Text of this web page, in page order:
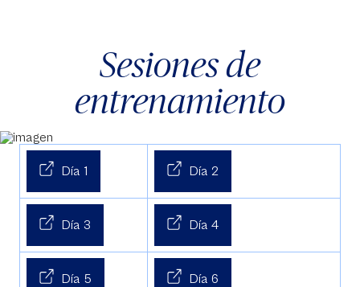
Sesiones de
entrenamiento
Día 1 Día 2
Día 3 Día 4
Día 5 Día 6